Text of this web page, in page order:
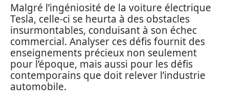
Malgré l’ingéniosité de la voiture électrique
Tesla, celle-ci se heurta à des obstacles
insurmontables, conduisant à son échec
commercial. Analyser ces défis fournit des
enseignements précieux non seulement
pour l’époque, mais aussi pour les défis
contemporains que doit relever l’industrie
automobile.